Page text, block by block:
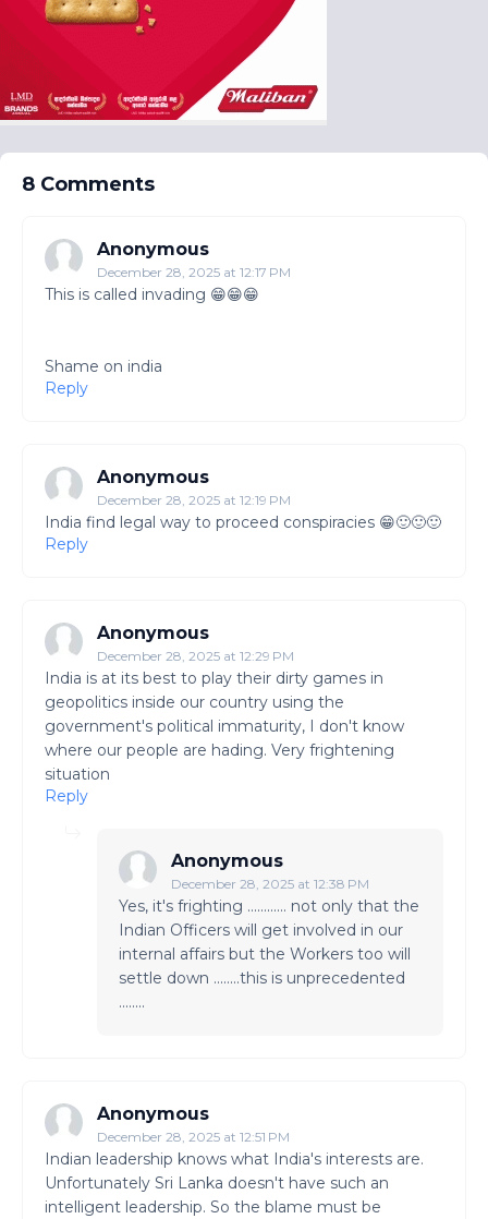
8 Comments
Anonymous
December 28, 2025 at 12:17 PM
This is called invading 😁😁😁
Shame on india
Reply
Anonymous
December 28, 2025 at 12:19 PM
India find legal way to proceed conspiracies 😁🙂🙂🙂
Reply
Anonymous
December 28, 2025 at 12:29 PM
India is at its best to play their dirty games in
geopolitics inside our country using the
government's political immaturity, I don't know
where our people are hading. Very frightening
situation
Reply
Anonymous
December 28, 2025 at 12:38 PM
Yes, it's frighting ............ not only that the
Indian Officers will get involved in our
internal affairs but the Workers too will
settle down ........this is unprecedented
........
Anonymous
December 28, 2025 at 12:51 PM
Indian leadership knows what India's interests are.
Unfortunately Sri Lanka doesn't have such an
intelligent leadership. So the blame must be